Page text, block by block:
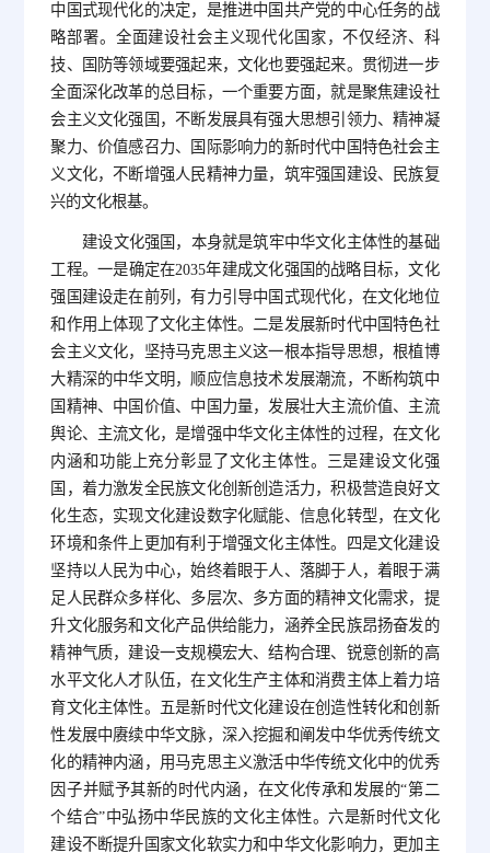
中国式现代化的决定，是推进中国共产党的中心任务的战
略部署。全面建设社会主义现代化国家，不仅经济、科
技、国防等领域要强起来，文化也要强起来。贯彻进一步
全面深化改革的总目标，一个重要方面，就是聚焦建设社
会主义文化强国，不断发展具有强大思想引领力、精神凝
聚力、价值感召力、国际影响力的新时代中国特色社会主
义文化，不断增强人民精神力量，筑牢强国建设、民族复
兴的文化根基。
建设文化强国，本身就是筑牢中华文化主体性的基础
工程。一是确定在2035年建成文化强国的战略目标，文化
强国建设走在前列，有力引导中国式现代化，在文化地位
和作用上体现了文化主体性。二是发展新时代中国特色社
会主义文化，坚持马克思主义这一根本指导思想，根植博
大精深的中华文明，顺应信息技术发展潮流，不断构筑中
国精神、中国价值、中国力量，发展壮大主流价值、主流
舆论、主流文化，是增强中华文化主体性的过程，在文化
内涵和功能上充分彰显了文化主体性。三是建设文化强
国，着力激发全民族文化创新创造活力，积极营造良好文
化生态，实现文化建设数字化赋能、信息化转型，在文化
环境和条件上更加有利于增强文化主体性。四是文化建设
坚持以人民为中心，始终着眼于人、落脚于人，着眼于满
足人民群众多样化、多层次、多方面的精神文化需求，提
升文化服务和文化产品供给能力，涵养全民族昂扬奋发的
精神气质，建设一支规模宏大、结构合理、锐意创新的高
水平文化人才队伍，在文化生产主体和消费主体上着力培
育文化主体性。五是新时代文化建设在创造性转化和创新
性发展中赓续中华文脉，深入挖掘和阐发中华优秀传统文
化的精神内涵，用马克思主义激活中华传统文化中的优秀
因子并赋予其新的时代内涵，在文化传承和发展的“第二
个结合”中弘扬中华民族的文化主体性。六是新时代文化
建设不断提升国家文化软实力和中华文化影响力，更加主